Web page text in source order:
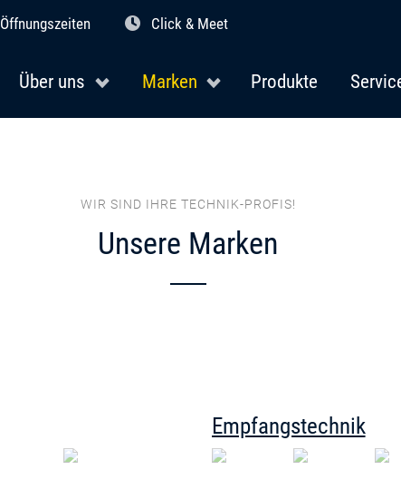
Öffnungszeiten Click & Meet
Über uns Marken Produkte
WIR SIND IHRE TECHNIK-PROFIS!
Unsere Marken
Empfangstechnik